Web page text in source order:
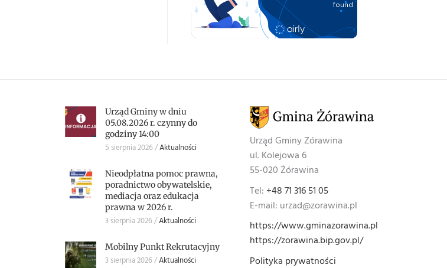
Urząd Gminy w dniu
05.08.2026 r. czynny do
godziny 14:00
5 sierpnia 2026 Aktualności
Nieodpłatna pomoc prawna,
poradnictwo obywatelskie,
mediacja oraz edukacja
prawna w 2026 r.
3 sierpnia 2026 Aktualności
Mobilny Punkt Rekrutacyjny
3 sierpnia 2026 Aktualności
Urząd Gminy Zórawina
ul. Kolejowa 6
55-020 Żórawina
Tel: +48 71 316 51 05
E-mail: urzad@zorawina.pl
https://www.gminazorawina.pl
https://zorawina.bip.gov.pl/
Polityka prywatności